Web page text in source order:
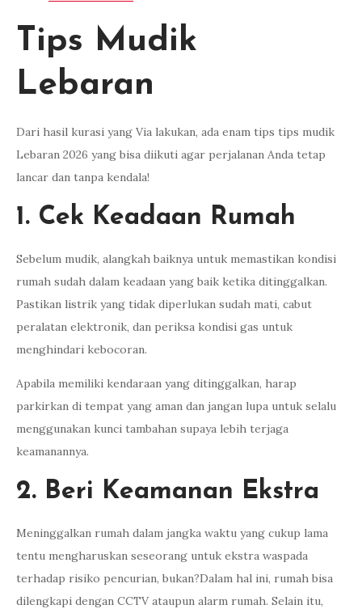
Tips Mudik
Lebaran
Dari hasil kurasi yang Via lakukan, ada enam tips tips mudik
Lebaran 2026 yang bisa diikuti agar perjalanan Anda tetap
lancar dan tanpa kendala!
1. Cek Keadaan Rumah
Sebelum mudik, alangkah baiknya untuk memastikan kondisi
rumah sudah dalam keadaan yang baik ketika ditinggalkan.
Pastikan listrik yang tidak diperlukan sudah mati, cabut
peralatan elektronik, dan periksa kondisi gas untuk
menghindari kebocoran.
Apabila memiliki kendaraan yang ditinggalkan, harap
parkirkan di tempat yang aman dan jangan lupa untuk selalu
menggunakan kunci tambahan supaya lebih terjaga
keamanannya.
2. Beri Keamanan Ekstra
Meninggalkan rumah dalam jangka waktu yang cukup lama
tentu mengharuskan seseorang untuk ekstra waspada
terhadap risiko pencurian, bukan?Dalam hal ini, rumah bisa
dilengkapi dengan CCTV ataupun alarm rumah. Selain itu,